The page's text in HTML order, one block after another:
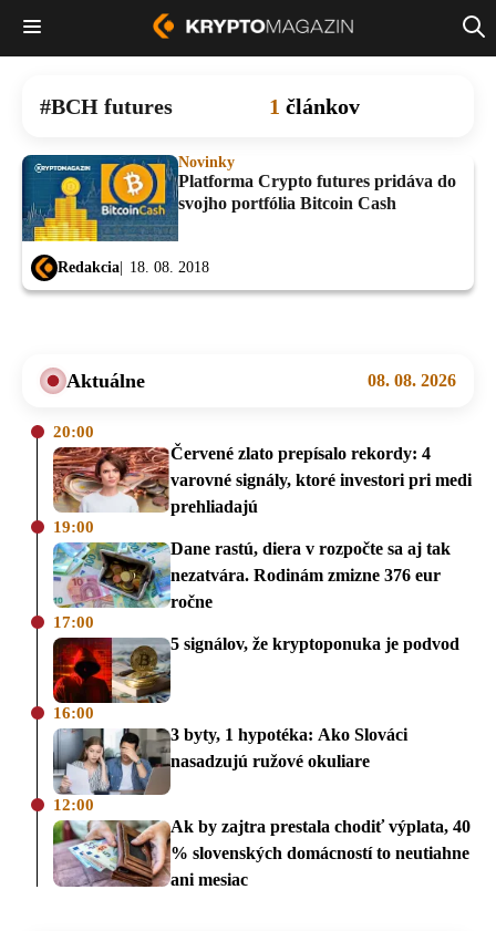
BCH futures 1 článkov
Novinky
Platforma Crypto futures pridáva do
svojho portfólia Bitcoin Cash
Redakcia 18. 08. 2018
Aktuálne 08. 08. 2026
20:00
Červené zlato prepísalo rekordy: 4
varovné signály, ktoré investori pri medi
prehliadajú
19:00
Dane rastú, diera v rozpočte sa aj tak
nezatvára. Rodinám zmizne 376 eur
ročne
17:00
5 signálov, že kryptoponuka je podvod
16:00
3 byty, 1 hypotéka: Ako Slováci
nasadzujú ružové okuliare
12:00
Ak by zajtra prestala chodiť výplata, 40
% slovenských domácností to neutiahne
ani mesiac